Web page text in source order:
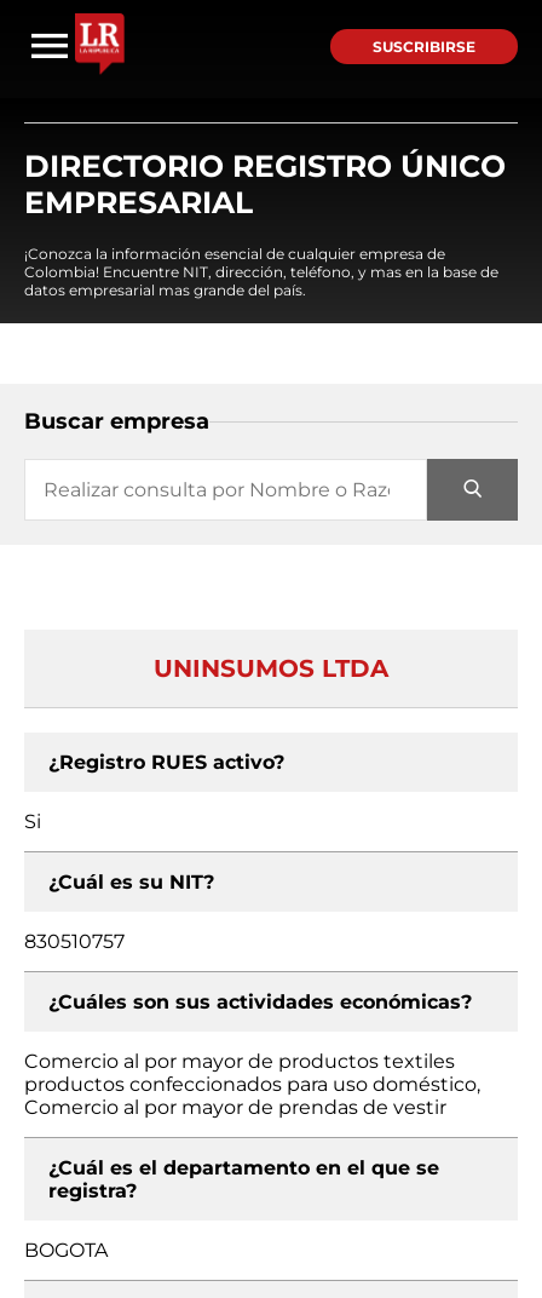
SUSCRIBIRSE
DIRECTORIO REGISTRO ÚNICO
EMPRESARIAL
¡Conozca la información esencial de cualquier empresa de
Colombia! Encuentre NIT, dirección, teléfono, y mas en la base de
datos empresarial mas grande del país.
Buscar empresa
UNINSUMOS LTDA
¿Registro RUES activo?
Si
¿Cuál es su NIT?
830510757
¿Cuáles son sus actividades económicas?
Comercio al por mayor de productos textiles
productos confeccionados para uso doméstico,
Comercio al por mayor de prendas de vestir
¿Cuál es el departamento en el que se
registra?
BOGOTA